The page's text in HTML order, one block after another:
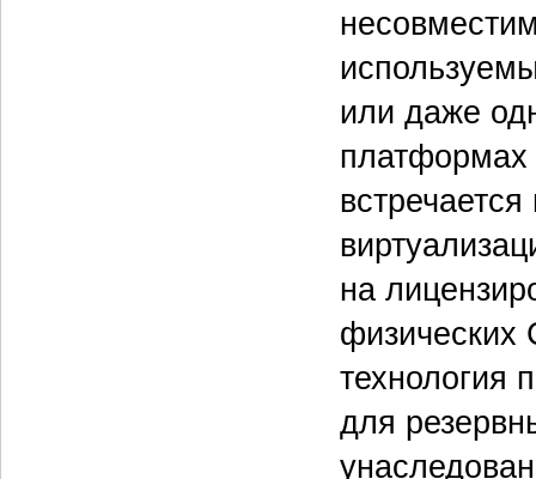
или даже
платформах
на
физических
технология
для